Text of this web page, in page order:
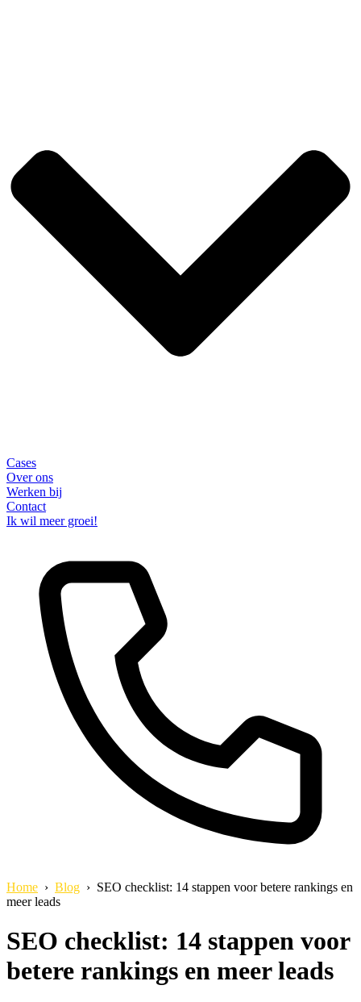
Cases
Over ons
Werken bij
Contact
Ik wil meer groei!
Home › Blog › SEO checklist: 14 stappen voor betere rankings en
meer leads
SEO checklist: 14 stappen voor
betere rankings en meer leads